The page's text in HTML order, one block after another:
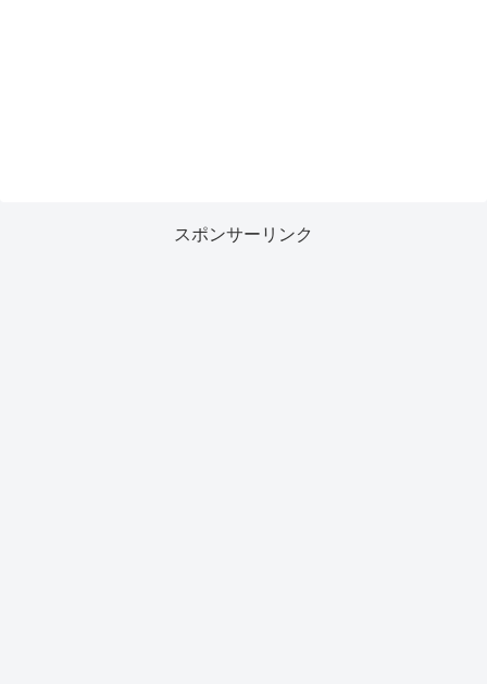
スポンサーリンク